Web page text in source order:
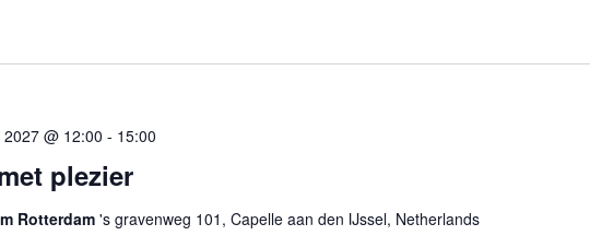
plezier
@ 12:00 - 15:00
Rotterdam 's gravenweg 101, Capelle aan den IJssel, Netherlands